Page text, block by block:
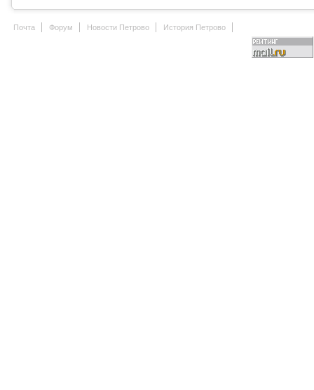
Почта Форум Новости Петрово История Петрово